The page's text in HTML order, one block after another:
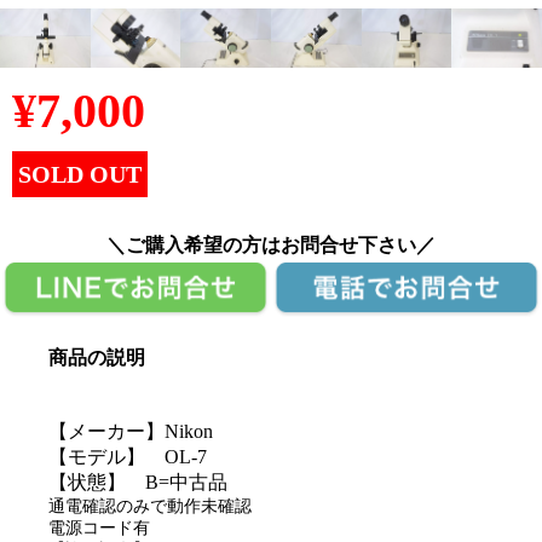
¥7,000
SOLD OUT
＼ご購入希望の方はお問合せ下さい／
商品の説明
【メーカー】Nikon
【モデル】 OL-7
【状態】 B=中古品
通電確認のみで動作未確認
電源コード有